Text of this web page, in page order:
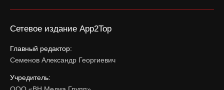
Сетевое издание App2Top
Главный редактор:
Семенов Александр Георгиевич
Учредитель: